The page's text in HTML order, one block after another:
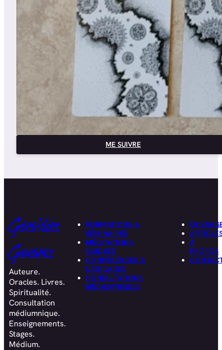
ME SUIVRE
Géraldine
Garance
Auteure.
Oracles. Livres.
Spiritualité.
Consultation
médiumnique.
Enseignements.
Stages.
Médium.
FORMATIONS &
SÉMINAIRES
MÉDITATIONS
GUIDÉES
CONFÉRENCES &
DÉDICACES
CONSULTATIONS
MÉDIUMNIQUES
À
PROPOS